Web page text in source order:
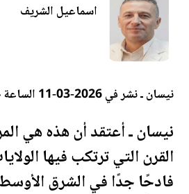
اسماعيل الشريف
نيسان ـ نشر في 2026-03-11 الساعة 13:04
نيسان ـ أعتقد أن هذه هي
القرن التي ترتكب فيها
فادحًا جدًا في الشرق